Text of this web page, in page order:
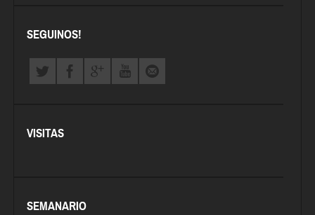
SEGUINOS!
VISITAS
SEMANARIO